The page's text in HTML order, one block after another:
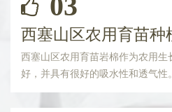
西塞山区农用育苗种
西塞山区农用育苗岩棉作为农用
好，并具有很好的吸水性和透气性。